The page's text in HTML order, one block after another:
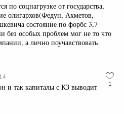
по соцнагрузке от государства,
олигархов(Федун, Ахметов,
состояние по форбс 3,7
без особых проблем мог не то что
а лично поучавствовать
1
и так капиталы с КЗ выводит